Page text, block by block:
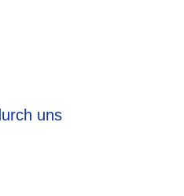
uns individualisieren!